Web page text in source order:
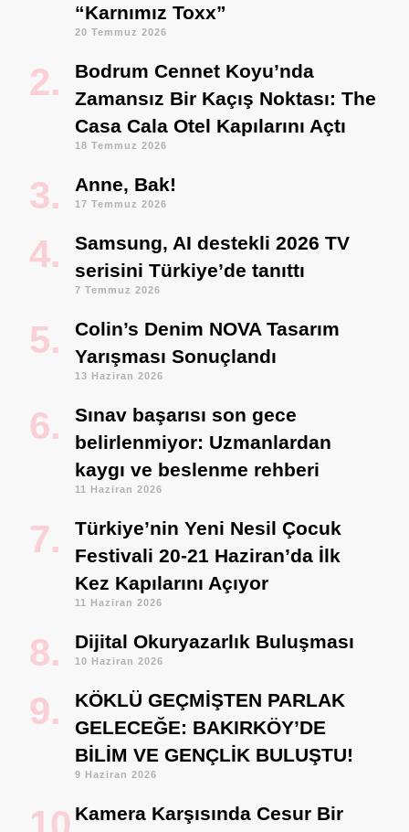
“Karnımız Toxx”
20 Temmuz 2026
Bodrum Cennet Koyu’nda
Zamansız Bir Kaçış Noktası: The
Casa Cala Otel Kapılarını Açtı
18 Temmuz 2026
Anne, Bak!
17 Temmuz 2026
Samsung, AI destekli 2026 TV
serisini Türkiye’de tanıttı
7 Temmuz 2026
Colin’s Denim NOVA Tasarım
Yarışması Sonuçlandı
13 Haziran 2026
Sınav başarısı son gece
belirlenmiyor: Uzmanlardan
kaygı ve beslenme rehberi
11 Haziran 2026
Türkiye’nin Yeni Nesil Çocuk
Festivali 20-21 Haziran’da İlk
Kez Kapılarını Açıyor
11 Haziran 2026
Dijital Okuryazarlık Buluşması
10 Haziran 2026
KÖKLÜ GEÇMİŞTEN PARLAK
GELECEĞE: BAKIRKÖY’DE
BİLİM VE GENÇLİK BULUŞTU!
9 Haziran 2026
Kamera Karşısında Cesur Bir